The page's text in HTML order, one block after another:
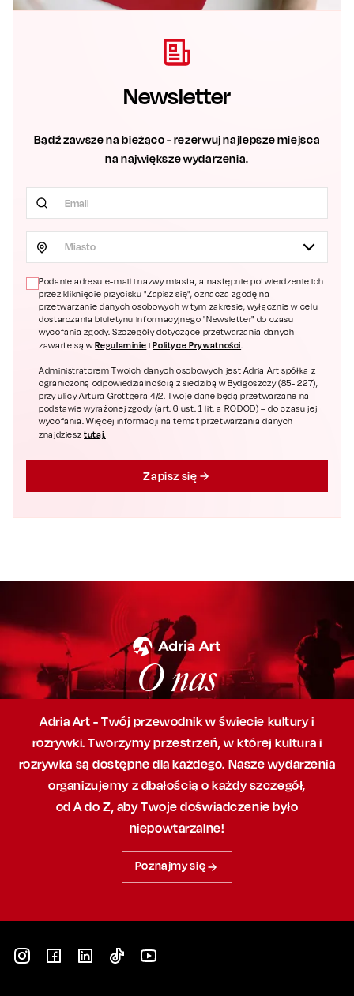
Newsletter
Bądź zawsze na bieżąco - rezerwuj najlepsze miejsca
na największe wydarzenia.
Miasto
Podanie adresu e-mail i nazwy miasta, a następnie potwierdzenie ich
przez kliknięcie przycisku "Zapisz się", oznacza zgodę na
przetwarzanie danych osobowych w tym zakresie, wyłącznie w celu
dostarczania biuletynu informacyjnego "Newsletter" do czasu
wycofania zgody. Szczegóły dotyczące przetwarzania danych
zawarte są wRegulaminie i Polityce Prywatności.
Administratorem Twoich danych osobowych jest Adria Art spółka z
ograniczoną odpowiedzialnością z siedzibą w Bydgoszczy (85- 227),
przy ulicy Artura Grottgera 4/2. Twoje dane będą przetwarzane na
podstawie wyrażonej zgody (art. 6 ust. 1 lit. a RODOD) – do czasu jej
wycofania. Więcej informacji na temat przetwarzania danych
znajdziesztutaj.
Zapisz się
O nas
Adria Art - Twój przewodnik w świecie kultury i
rozrywki. Tworzymy przestrzeń,w której kultura i
rozrywka są dostępne dla każdego. Nasze wydarzenia
organizujemy z dbałością o każdy szczegół,
od A do Z, abyTwoje doświadczenie było
niepowtarzalne!
Poznajmy się